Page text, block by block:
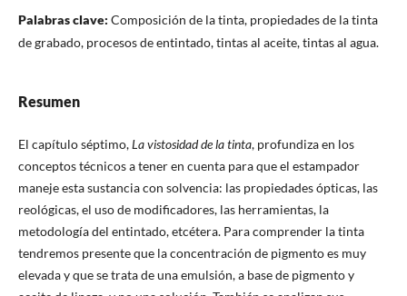
Palabras clave: Composición de la tinta, propiedades de la tinta
de grabado, procesos de entintado, tintas al aceite, tintas al agua.
Resumen
El capítulo séptimo,La vistosidad de la tinta, profundiza en los
conceptos técnicos a tener en cuenta para que el estampador
maneje esta sustancia con solvencia: las propiedades ópticas, las
reológicas, el uso de modificadores, las herramientas, la
metodología del entintado, etcétera. Para comprender la tinta
tendremos presente que la concentración de pigmento es muy
elevada y que se trata de una emulsión, a base de pigmento y